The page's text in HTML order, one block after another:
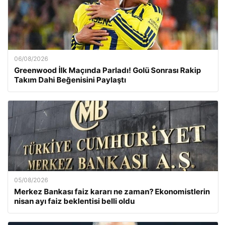
06/08/2026
Greenwood İlk Maçında Parladı! Golü Sonrası Rakip
Takım Dahi Beğenisini Paylaştı
05/08/2026
Merkez Bankası faiz kararı ne zaman? Ekonomistlerin
nisan ayı faiz beklentisi belli oldu